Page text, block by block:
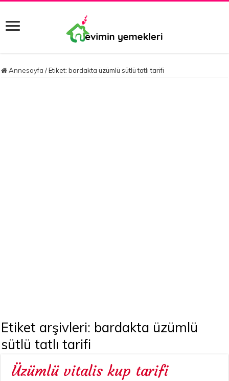
Annesayfa / Etiket:bardakta üzümlü sütlü tatlı tarifi
Etiket arşivleri: bardakta üzümlü
sütlü tatlı tarifi
Üzümlü vitalis kup tarifi